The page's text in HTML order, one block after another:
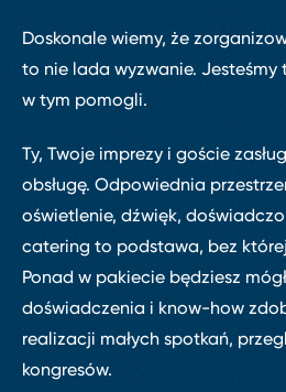
Doskonale wiemy, że
to nie lada wyzwanie. Jesteśmy
w tym pomogli.
Ty, Twoje imprezy i goście
obsługę. Odpowiednia
oświetlenie, dźwięk,
catering to podstawa, bez
Ponad w pakiecie będziesz
doświadczenia i know⁠-⁠how
realizacji małych spotkań,
kongresów.